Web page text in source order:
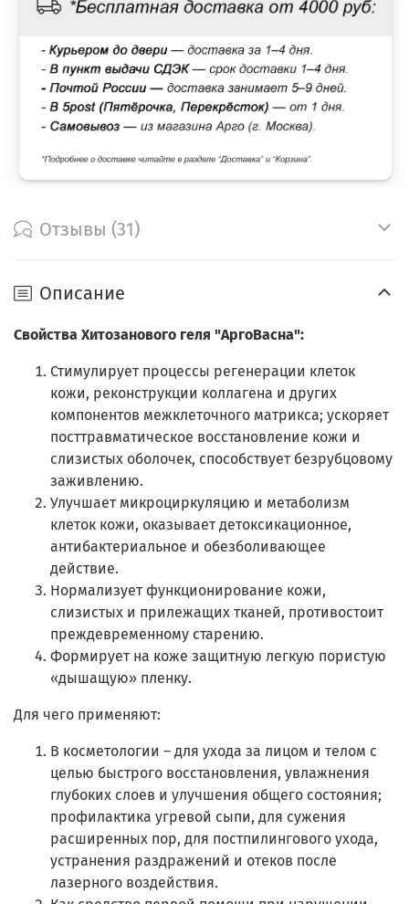
Отзывы (31)
Описание
Свойства Хитозанового геля "АргоВасна":
Стимулирует процессы регенерации клеток
кожи, реконструкции коллагена и других
компонентов межклеточного матрикса; ускоряет
посттравматическое восстановление кожи и
слизистых оболочек, способствует безрубцовому
заживлению.
Улучшает микроциркуляцию и метаболизм
клеток кожи, оказывает детоксикационное,
антибактериальное и обезболивающее
действие.
Нормализует функционирование кожи,
слизистых и прилежащих тканей, противостоит
преждевременному старению.
Формирует на коже защитную легкую пористую
«дышащую» пленку.
Для чего применяют:
В косметологии – для ухода за лицом и телом с
целью быстрого восстановления, увлажнения
глубоких слоев и улучшения общего состояния;
профилактика угревой сыпи, для сужения
расширенных пор, для постпилингового ухода,
устранения раздражений и отеков после
лазерного воздействия.